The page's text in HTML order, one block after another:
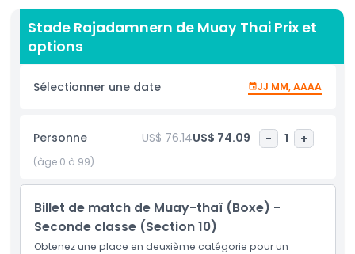
soirée de combats est une célébration du courage, de la
discipline et de la technique.
Vous ressentirez une poussée d'adrénaline lorsque les
techniques puissantes du Muay Thai, également connu
admiration les combattants d'élite asséner des coups de
pied fulgurants, des coups de poing puissants et des
mouvements époustouflants, créant un spectacle
électrique et l'enthousiasme est contagieux alors que la
foule acclame ses combattants préférés.
Que vous soyez un fan de longue date du Muay Thai ou
Stade Rajadamnern de Muay Thai Prix et
options
Sélectionner une date JJ MM, AAAA
Personne US$ 76.14US$ 74.09 - 1 +
(âge 0 à 99)
Billet de match de Muay-thaï (Boxe) -
Seconde classe (Section 10)
Obtenez une place en deuxième catégorie pour un